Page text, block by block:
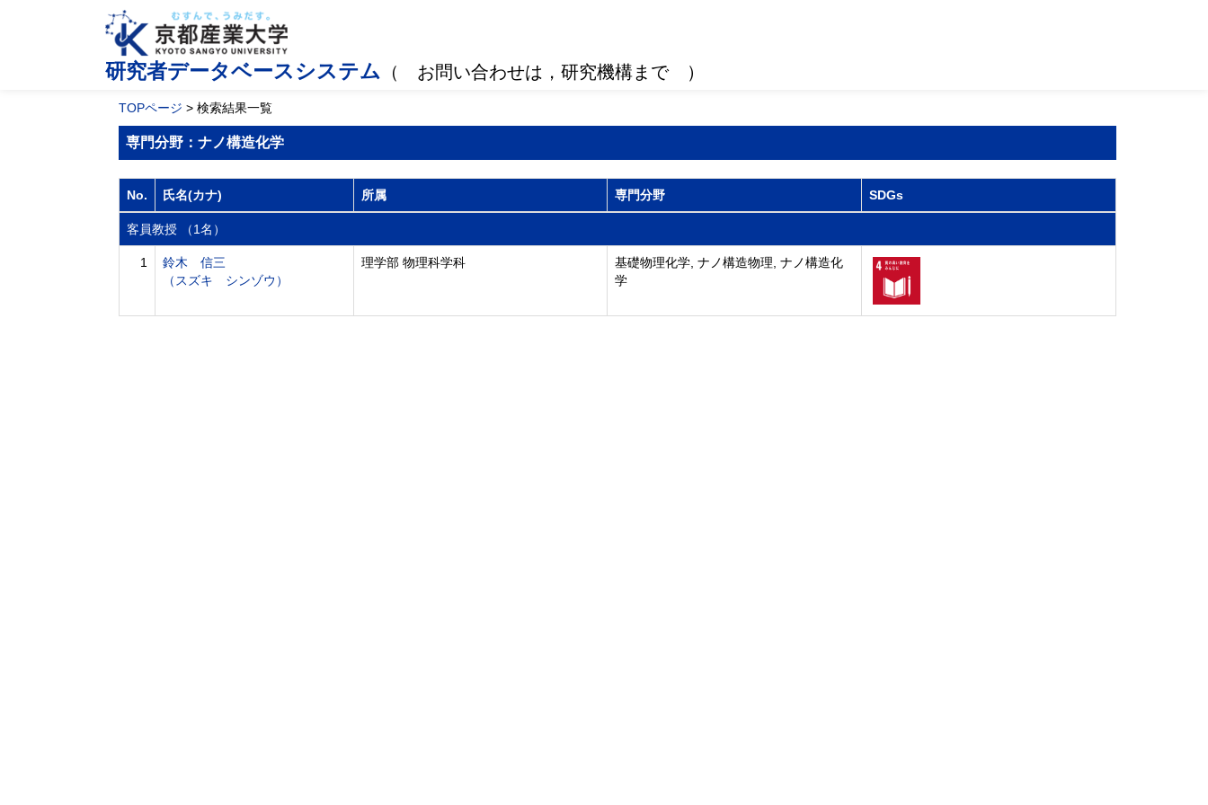
研究者データベースシステム （ お問い合わせは，研究機構まで ）
TOPページ > 検索結果一覧
専門分野：ナノ構造化学
No. 氏名(カナ) 所属 専門分野 SDGs
客員教授 （1名）
1
鈴木 信三
（スズキ シンゾウ）
理学部 物理科学科
基礎物理化学, ナノ構造物理, ナノ構造化
学